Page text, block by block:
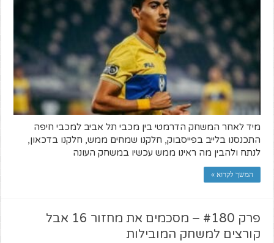
מיד לאחר המשחק הדרמטי בין מכבי תל אביב למכבי חיפה
התכנסנו בלייב בפייסבוק, חלקנו שמחים ממש, חלקנו בדכאון,
לנתח ולהבין מה ראינו ממש עכשיו במשחק העונה
המשך לקרוא »
פרק #180 – מסכמים את מחזור 16 אבל
קורצים למשחק המובילות